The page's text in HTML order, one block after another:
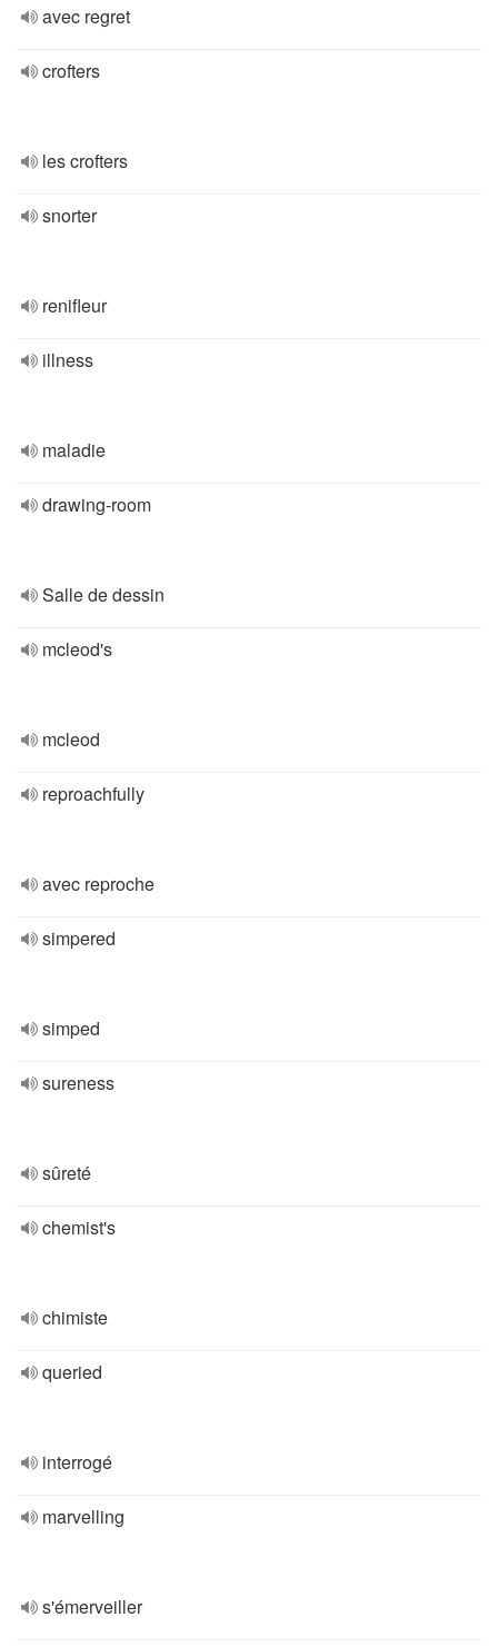
avec regret
crofters
les crofters
snorter
renifleur
illness
maladie
drawing-room
Salle de dessin
mcleod's
mcleod
reproachfully
avec reproche
simpered
simped
sureness
sûreté
chemist's
chimiste
queried
interrogé
marvelling
s'émerveiller